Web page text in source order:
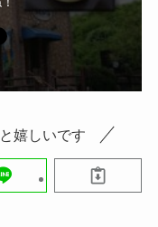
嬉しいです